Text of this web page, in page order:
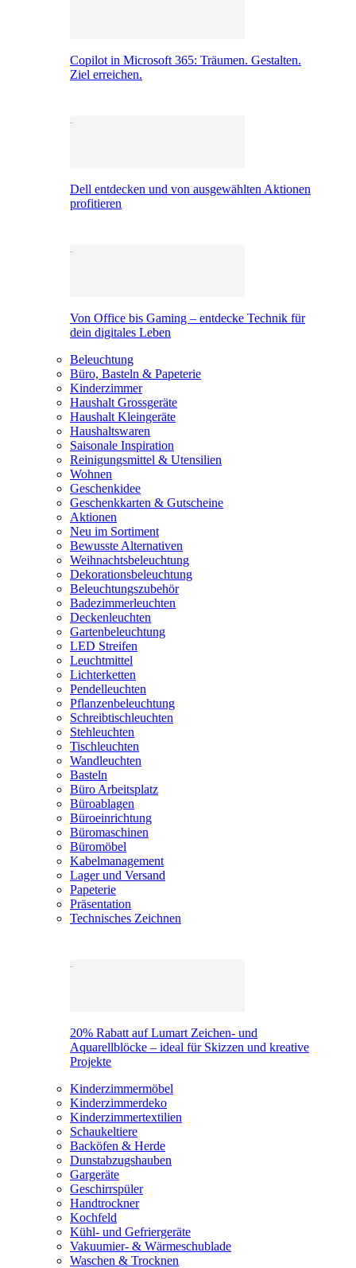
Copilot in Microsoft 365: Träumen. Gestalten.
Ziel erreichen.
Dell entdecken und von ausgewählten Aktionen
profitieren
Von Office bis Gaming – entdecke Technik für
dein digitales Leben
Beleuchtung
Büro, Basteln & Papeterie
Kinderzimmer
Haushalt Grossgeräte
Haushalt Kleingeräte
Haushaltswaren
Saisonale Inspiration
Reinigungsmittel & Utensilien
Wohnen
Geschenkidee
Geschenkkarten & Gutscheine
Aktionen
Neu im Sortiment
Bewusste Alternativen
Weihnachtsbeleuchtung
Dekorationsbeleuchtung
Beleuchtungszubehör
Badezimmerleuchten
Deckenleuchten
Gartenbeleuchtung
LED Streifen
Leuchtmittel
Lichterketten
Pendelleuchten
Pflanzenbeleuchtung
Schreibtischleuchten
Stehleuchten
Tischleuchten
Wandleuchten
Basteln
Büro Arbeitsplatz
Büroablagen
Büroeinrichtung
Büromaschinen
Büromöbel
Kabelmanagement
Lager und Versand
Papeterie
Präsentation
Technisches Zeichnen
20% Rabatt auf Lumart Zeichen- und
Aquarellblöcke – ideal für Skizzen und kreative
Projekte
Kinderzimmermöbel
Kinderzimmerdeko
Kinderzimmertextilien
Schaukeltiere
Backöfen & Herde
Dunstabzugshauben
Gargeräte
Geschirrspüler
Handtrockner
Kochfeld
Kühl- und Gefriergeräte
Vakuumier- & Wärmeschublade
Waschen & Trocknen